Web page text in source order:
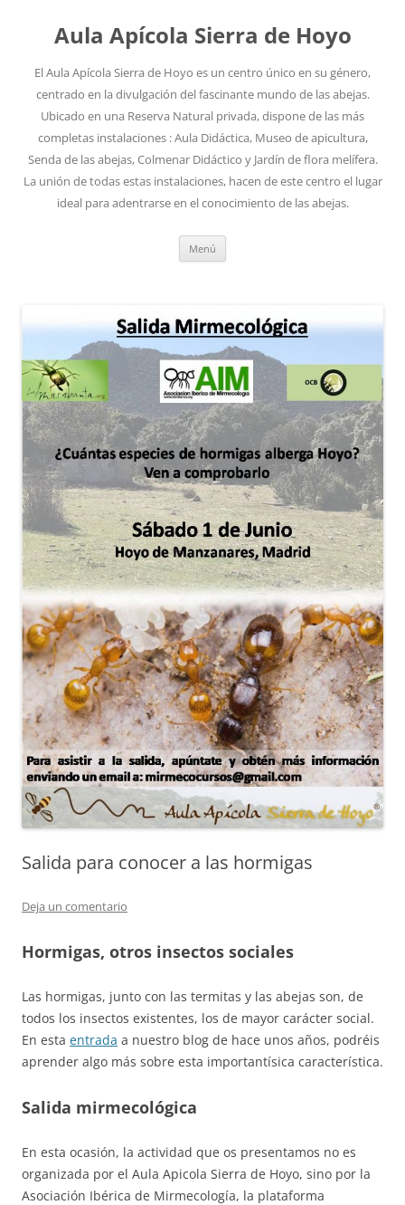
Aula Apícola Sierra de Hoyo
El Aula Apícola Sierra de Hoyo es un centro único en su género,
centrado en la divulgación del fascinante mundo de las abejas.
Ubicado en una Reserva Natural privada, dispone de las más
completas instalaciones : Aula Didáctica, Museo de apicultura,
Senda de las abejas, Colmenar Didáctico y Jardín de flora melífera.
La unión de todas estas instalaciones, hacen de este centro el lugar
ideal para adentrarse en el conocimiento de las abejas.
Menú
Salida para conocer a las hormigas
Deja un comentario
Hormigas, otros insectos sociales
Las hormigas, junto con las termitas y las abejas son, de
todos los insectos existentes, los de mayor carácter social.
En esta entrada a nuestro blog de hace unos años, podréis
aprender algo más sobre esta importantísica característica.
Salida mirmecológica
En esta ocasión, la actividad que os presentamos no es
organizada por el Aula Apicola Sierra de Hoyo, sino por la
Asociación Ibérica de Mirmecología, la plataforma